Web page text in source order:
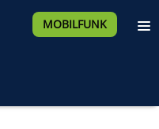
MOBILFUNK